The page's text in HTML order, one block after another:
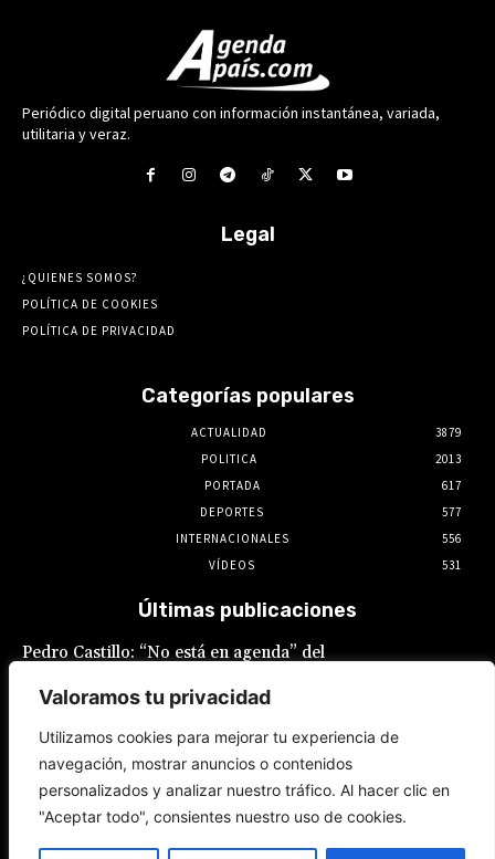
Valoramos tu privacidad
Utilizamos cookies para mejorar tu experiencia de
navegación, mostrar anuncios o contenidos
personalizados y analizar nuestro tráfico. Al hacer clic en
"Aceptar todo", consientes nuestro uso de cookies.
Periódico digital peruano con información instantánea, variada,
utilitaria y veraz.
Legal
¿QUIENES SOMOS?
POLÍTICA DE COOKIES
POLÍTICA DE PRIVACIDAD
Categorías populares
ACTUALIDAD
3879
POLITICA
2013
PORTADA
617
DEPORTES
577
INTERNACIONALES
556
VÍDEOS
531
Últimas publicaciones
Pedro Castillo: “No está en agenda” del
Luis Galarreta
Keiko Fujimori ofrece «escudo total» a la
Policía Nacional en la lucha contra la
delincuencia